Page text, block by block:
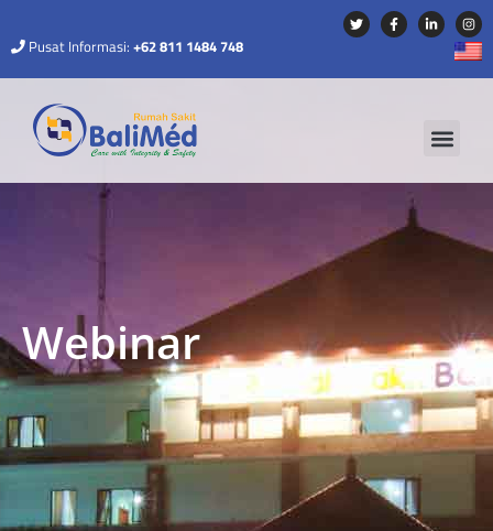
Pusat Informasi: +62 811 1484 748
Webinar